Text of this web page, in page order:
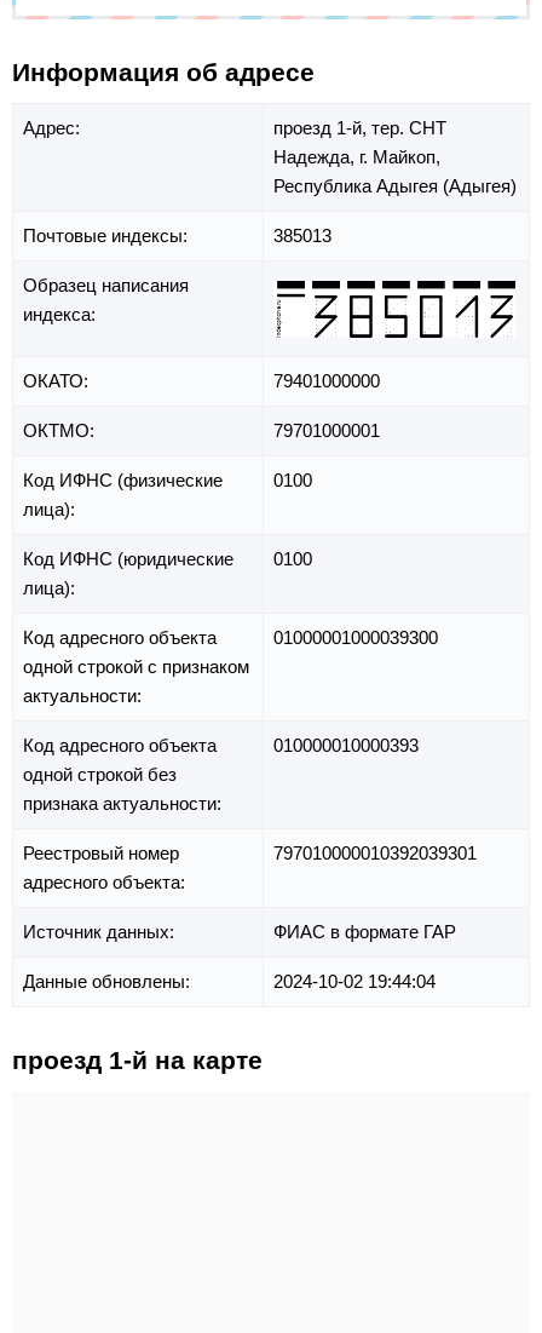
Информация об адресе
Адрес: проезд 1-й, тер. СНТ
Надежда, г. Майкоп,
Республика Адыгея (Адыгея)
Почтовые индексы: 385013
Образец написания
индекса:
ОКАТО: 79401000000
ОКТМО: 79701000001
Код ИФНС (физические
лица):
0100
Код ИФНС (юридические
лица):
0100
Код адресного объекта
одной строкой с признаком
актуальности:
01000001000039300
Код адресного объекта
одной строкой без
признака актуальности:
010000010000393
Реестровый номер
адресного объекта:
797010000010392039301
Источник данных: ФИАС в формате ГАР
Данные обновлены: 2024-10-02 19:44:04
проезд 1-й на карте